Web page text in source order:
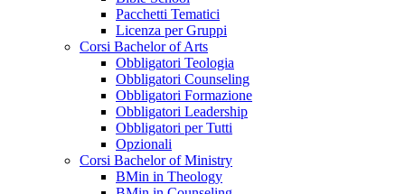
Pacchetti Tematici
Licenza per Gruppi
Corsi Bachelor of Arts
Obbligatori Teologia
Obbligatori Counseling
Obbligatori Formazione
Obbligatori Leadership
Obbligatori per Tutti
Opzionali
Corsi Bachelor of Ministry
BMin in Theology